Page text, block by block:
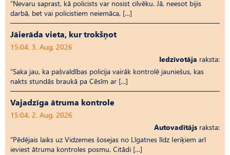
“Nevaru saprast, kā policists var nosist cilvēku. Jā, neesot bijis
darbā, bet vai policistiem neiemāca, […]
Jāierāda vieta, kur trokšņot
15:04, 3. Aug, 2026
Iedzīvotāja raksta:
“Saka jau, ka pašvaldības policija vairāk kontrolē jauniešus, kas
nakts stundās braukā pa Cēsīm ar […]
Vajadzīga ātruma kontrole
15:04, 2. Aug, 2026
Autovadītājs raksta:
“Pēdējais laiks uz Vid­ze­mes šosejas no Līgatnes līdz Ieriķiem arī
ieviest ātruma kontroles posmu. Citādi […]